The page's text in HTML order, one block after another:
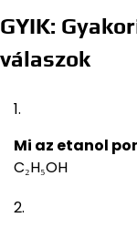
GYIK:
válaszok
Mi az etanol
C₂H₅OH